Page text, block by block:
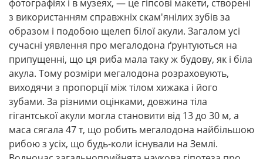
фотографіях і в музеях, — це гіпсові макети, створені
з використанням справжніх скам'янілих зубів за
образом і подобою щелеп білої акули. Загалом усі
сучасні уявлення про мегалодона ґрунтуються на
припущенні, що ця риба мала таку ж будову, як і біла
акула. Тому розміри мегалодона розраховують,
виходячи з пропорції між тілом хижака і його
зубами. За різними оцінками, довжина тіла
гігантської акули могла становити від 13 до 30 м, а
маса сягала 47 т, що робить мегалодона найбільшою
рибою з усіх, що будь-коли існували на Землі.